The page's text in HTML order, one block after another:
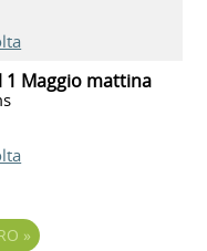
1 Maggio mattina
»